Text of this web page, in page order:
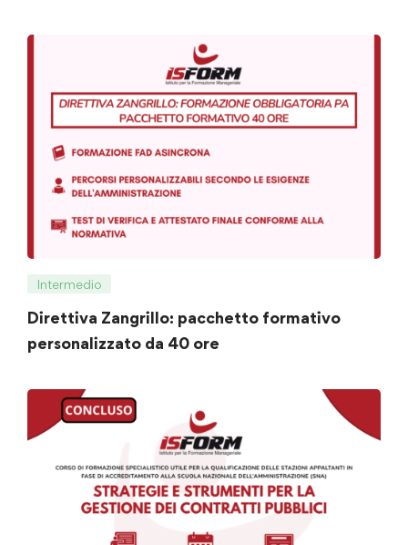
nel Codice dei Contratti Pubblici”
Intermedio
Direttiva Zangrillo: pacchetto formativo
personalizzato da 40 ore